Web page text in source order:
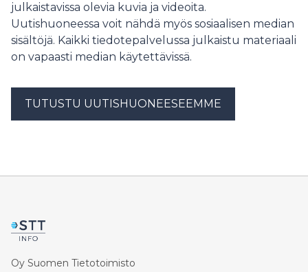
julkaistavissa olevia kuvia ja videoita.
Uutishuoneessa voit nähdä myös sosiaalisen median
sisältöjä. Kaikki tiedotepalvelussa julkaistu materiaali
on vapaasti median käytettävissä.
TUTUSTU UUTISHUONEESEEMME
Oy Suomen Tietotoimisto